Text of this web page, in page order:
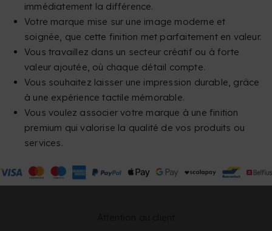
immédiatement la différence.
Votre marque mise sur une image moderne et
soignée, que cette finition met parfaitement en valeur.
Vous travaillez dans un secteur créatif ou à forte
valeur ajoutée, où chaque détail compte.
Vous souhaitez laisser une impression durable, grâce
à une expérience tactile mémorable.
Vous voulez associer votre marque à une finition
premium qui valorise la qualité de vos produits ou
services.